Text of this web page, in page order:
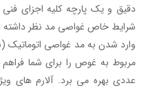
دقیق و یک پارچه کلیه اجزای فنی
شرایط خاص غواصی مد نظر
وارد شدن به مد غواصی اتوماتیک
عددی بهره می برد. آلارم های